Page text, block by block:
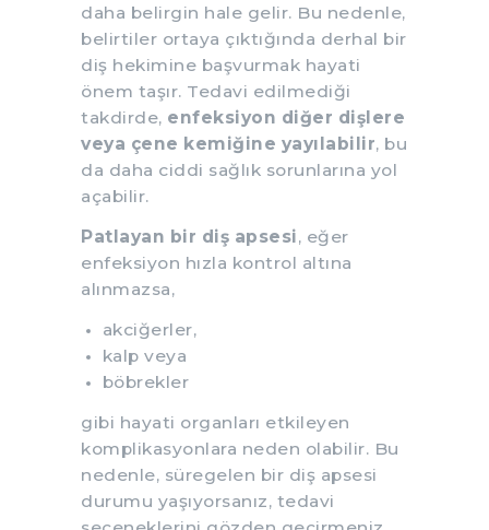
daha belirgin hale gelir. Bu nedenle,
belirtiler ortaya çıktığında derhal bir
diş hekimine başvurmak hayati
önem taşır. Tedavi edilmediği
takdirde, enfeksiyon diğer dişlere
veya çene kemiğine yayılabilir, bu
da daha ciddi sağlık sorunlarına yol
açabilir.
Patlayan bir diş apsesi, eğer
enfeksiyon hızla kontrol altına
alınmazsa,
akciğerler,
kalp veya
böbrekler
gibi hayati organları etkileyen
komplikasyonlara neden olabilir. Bu
nedenle, süregelen bir diş apsesi
durumu yaşıyorsanız, tedavi